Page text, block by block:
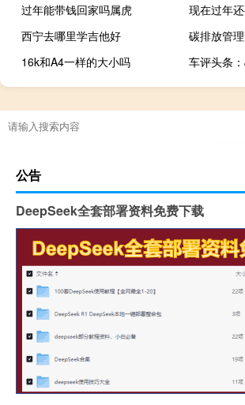
过年能带钱回家吗属虎
现在过年
西宁去哪里学吉他好
碳排放管
16k和A4一样的大小吗
公告
DeepSeek全套部署资料免费下载